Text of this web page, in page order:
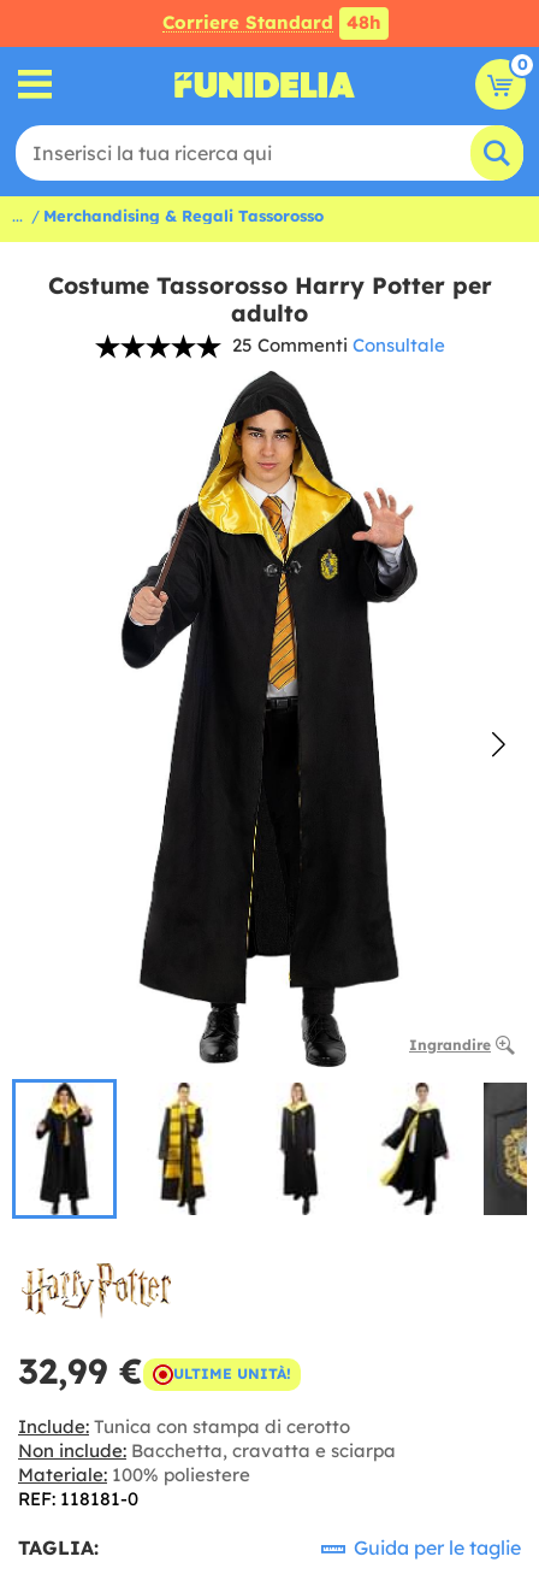
Corriere Standard 48h
0
... Merchandising & Regali Tassorosso
Costume Tassorosso Harry Potter per
adulto
25 Commenti Consultale
Ingrandire
32,99 € ULTIME UNITÀ!
Include: Tunica con stampa di cerotto
Non include: Bacchetta, cravatta e sciarpa
Materiale: 100% poliestere
REF: 118181-0
TAGLIA: Guida per le taglie